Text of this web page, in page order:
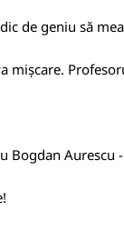
de geniu să
mișcare.
Bogdan Aurescu